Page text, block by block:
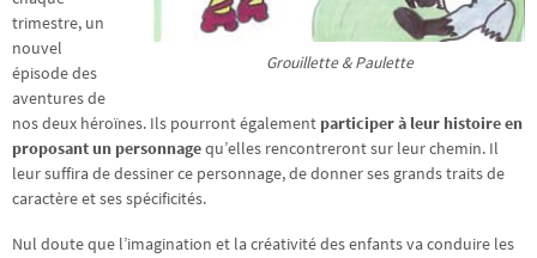
Grouillette & Paulette
trimestre, un
nouvel
épisode des
aventures de
nos deux héroïnes. Ils pourront également participer à leur histoire en
proposant un personnagequ’elles rencontreront sur leur chemin. Il
leur suffira de dessiner ce personnage, de donner ses grands traits de
caractère et ses spécificités.
Nul doute que l’imagination et la créativité des enfants va conduire les